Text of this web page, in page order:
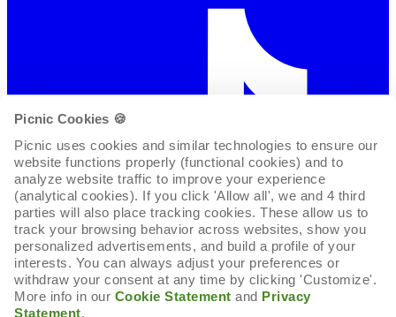
Picnic Cookies 🍪
Picnic uses cookies and similar technologies to ensure our
website functions properly (functional cookies) and to
analyze website traffic to improve your experience
(analytical cookies). If you click 'Allow all', we and 4 third
parties will also place tracking cookies. These allow us to
track your browsing behavior across websites, show you
personalized advertisements, and build a profile of your
interests. You can always adjust your preferences or
withdraw your consent at any time by clicking 'Customize'.
More info in our Cookie Statement and Privacy
Statement.